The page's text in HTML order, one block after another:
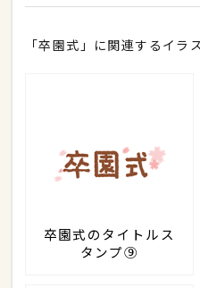
「卒園式」に関連するイラ
卒園式のタイトルス
タンプ⑨